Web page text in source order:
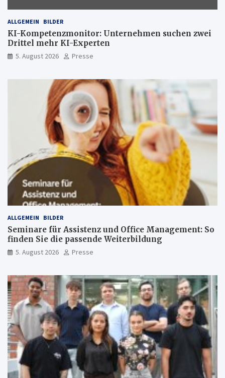
ALLGEMEIN BILDER
KI-Kompetenzmonitor: Unternehmen suchen zwei
Drittel mehr KI-Experten
5. August 2026 Presse
ALLGEMEIN BILDER
Seminare für Assistenz und Office Management: So
finden Sie die passende Weiterbildung
5. August 2026 Presse